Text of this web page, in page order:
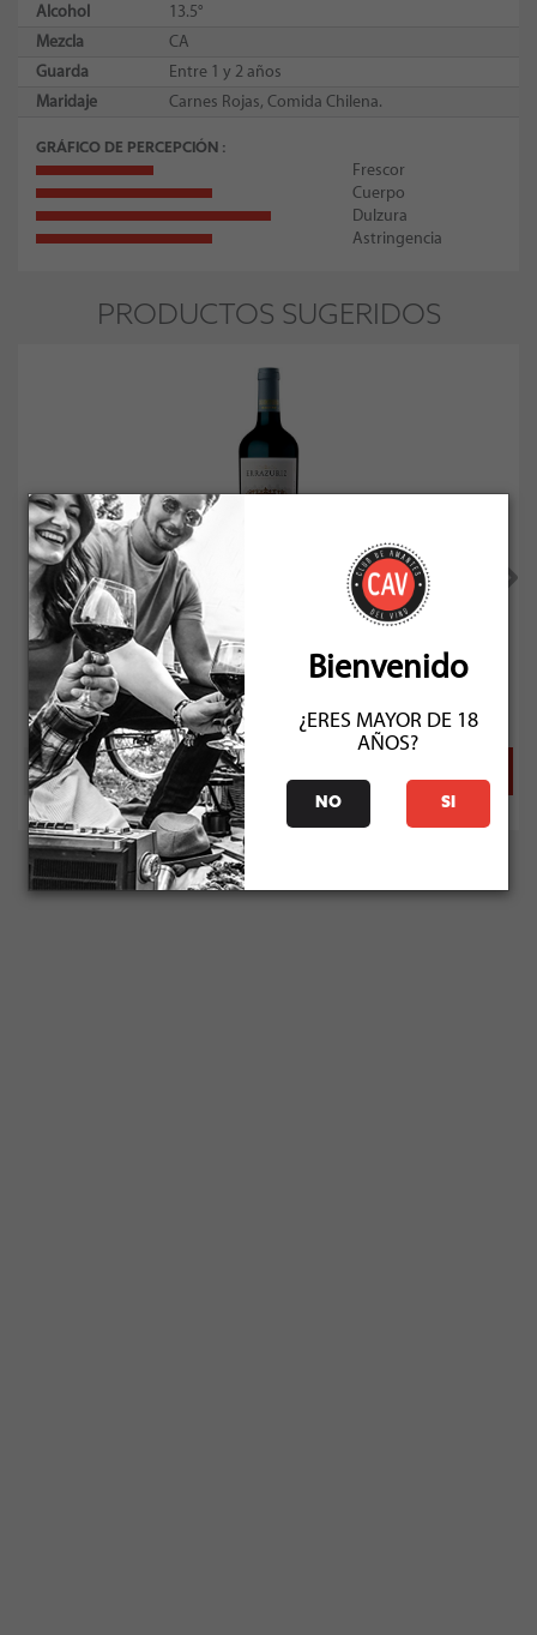
Alcohol
13.5°
Mezcla
CA
Guarda
Entre 1 y 2 años
Maridaje
Carnes Rojas, Comida Chilena.
GRÁFICO DE PERCEPCIÓN
Frescor
Cuerpo
Dulzura
Astringencia
PRODUCTOS SUGERIDOS
Errazuriz Estate Reserva Carmenere 2024
Socio: $7.191
Normal: $7.990
Stock: 6
Bienvenido
¿ERES MAYOR DE 18
AÑOS?
NO SI